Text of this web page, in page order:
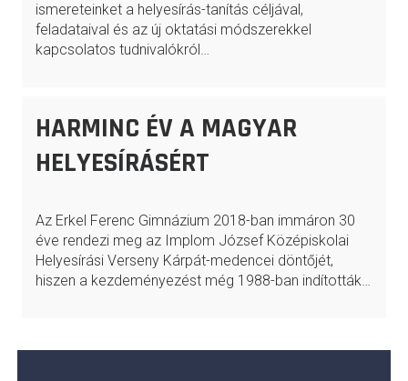
ismereteinket a helyesírás-tanítás céljával,
feladataival és az új oktatási módszerekkel
kapcsolatos tudnivalókról…
HARMINC ÉV A MAGYAR
HELYESÍRÁSÉRT
Az Erkel Ferenc Gimnázium 2018-ban immáron 30
éve rendezi meg az Implom József Középiskolai
Helyesírási Verseny Kárpát-medencei döntőjét,
hiszen a kezdeményezést még 1988-ban indították…